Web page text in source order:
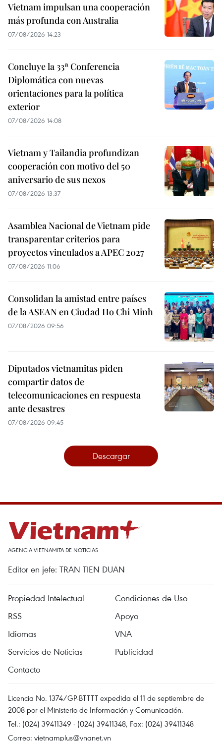
Vietnam impulsan una cooperación
más profunda con Australia
07/08/2026 14:23
Concluye la 33ª Conferencia
Diplomática con nuevas
orientaciones para la política
exterior
07/08/2026 14:08
Vietnam y Tailandia profundizan
cooperación con motivo del 50
aniversario de sus nexos
07/08/2026 13:37
Asamblea Nacional de Vietnam pide
transparentar criterios para
proyectos vinculados a APEC 2027
07/08/2026 11:06
Consolidan la amistad entre países
de la ASEAN en Ciudad Ho Chi Minh
07/08/2026 09:56
Diputados vietnamitas piden
compartir datos de
telecomunicaciones en respuesta
ante desastres
07/08/2026 09:45
Descargar
AGENCIA VIETNAMITA DE NOTICIAS
Editor en jefe: TRAN TIEN DUAN
Propiedad Intelectual
Condiciones de Uso
RSS
Apoyo
Idiomas
VNA
Servicios de Noticias
Publicidad
Contacto
Licencia No. 1374/GP-BTTTT expedida el 11 de septiembre de
2008 por el Ministerio de Información y Comunicación.
Tel.: (024) 39411349 - (024) 39411348, Fax: (024) 39411348
Correo: vietnamplus@vnanet.vn